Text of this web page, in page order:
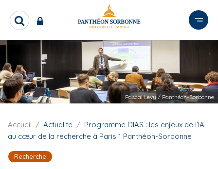
e
a
u
c
o
R
e
r
c
h
e
Pascal Levy / Panthéon-Sorbonne
F
d
'
Accueil Actualite
Programme DIAS : les enjeux de l’IA
au cœur de la recherche à Paris 1 Panthéon-Sorbonne
Recherche